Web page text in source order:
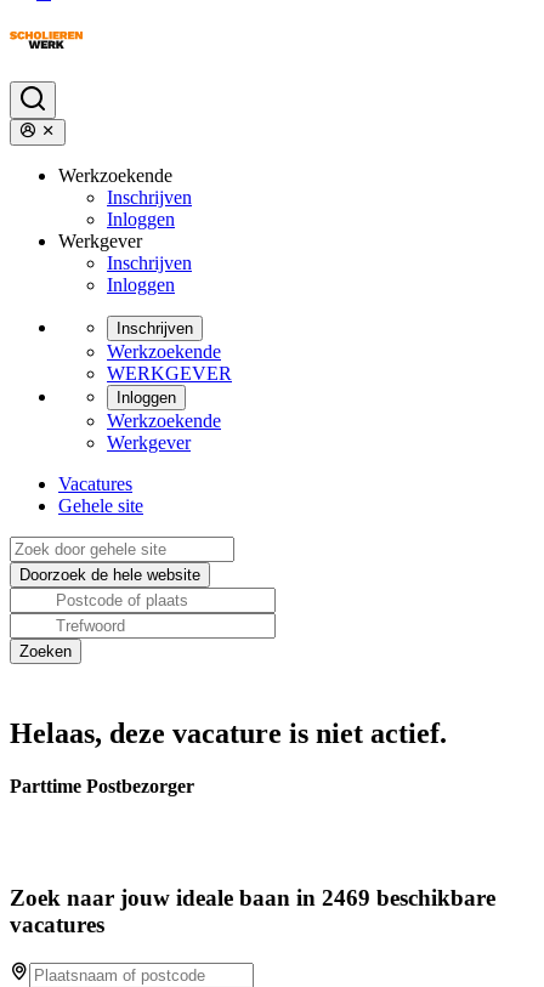
Werkzoekende
Inschrijven
Inloggen
Werkgever
Inschrijven
Inloggen
Inschrijven
Werkzoekende
WERKGEVER
Inloggen
Werkzoekende
Werkgever
Vacatures
Gehele site
Helaas, deze vacature is niet actief.
Parttime Postbezorger
Zoek naar jouw ideale baan in 2469 beschikbare
vacatures